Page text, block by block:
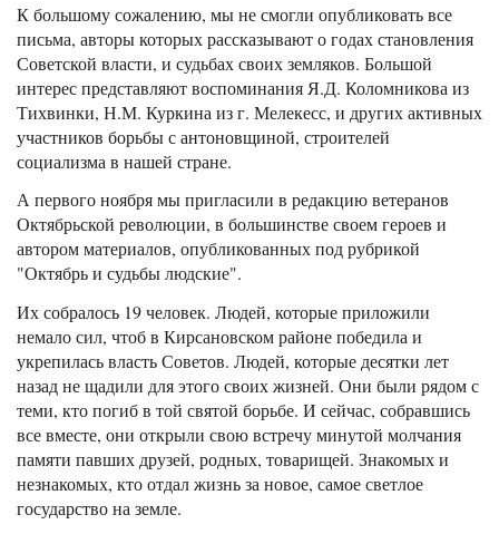
К большому сожалению, мы не смогли опубликовать все
письма, авторы которых рассказывают о годах становления
Советской власти, и судьбах своих земляков. Большой
интерес представляют воспоминания Я.Д. Коломникова из
Тихвинки, Н.М. Куркина из г. Мелекесс, и других активных
участников борьбы с антоновщиной, строителей
социализма в нашей стране.
А первого ноября мы пригласили в редакцию ветеранов
Октябрьской революции, в большинстве своем героев и
автором материалов, опубликованных под рубрикой
"Октябрь и судьбы людские".
Их собралось 19 человек. Людей, которые приложили
немало сил, чтоб в Кирсановском районе победила и
укрепилась власть Советов. Людей, которые десятки лет
назад не щадили для этого своих жизней. Они были рядом с
теми, кто погиб в той святой борьбе. И сейчас, собравшись
все вместе, они открыли свою встречу минутой молчания
памяти павших друзей, родных, товарищей. Знакомых и
незнакомых, кто отдал жизнь за новое, самое светлое
государство на земле.